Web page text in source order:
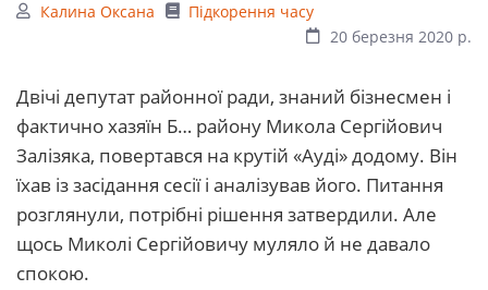
Калина Оксана
Підкорення часу
20 березня 2020 р.
Двічі депутат районної ради, знаний бізнесмен і
фактично хазяїн Б… району Микола Сергійович
Залізяка, повертався на крутій «Ауді» додому. Він
їхав із засідання сесії і аналізував його. Питання
розглянули, потрібні рішення затвердили. Але
щось Миколі Сергійовичу муляло й не давало
спокою.